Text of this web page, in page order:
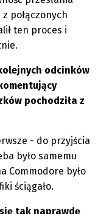
połączonych
ten proces i
odcinków
pochodziła z
- do przyjścia
było samemu
Commodore było
ściągało.
tak naprawdę